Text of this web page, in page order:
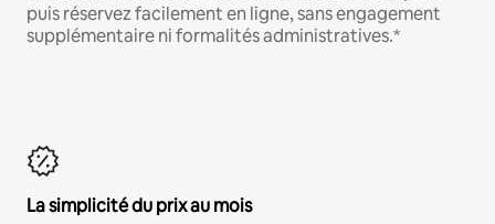
puis réservez facilement en ligne, sans engagement
supplémentaire ni formalités administratives.*
La simplicité du prix au mois